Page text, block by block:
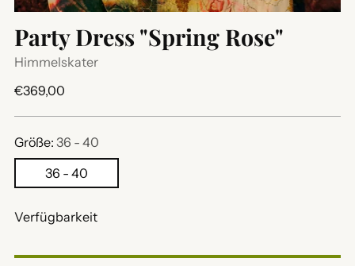
Party Dress "Spring Rose"
Himmelskater
Regulärer
€369,00
Größe: 36 - 40
36 - 40
Verfügbarkeit